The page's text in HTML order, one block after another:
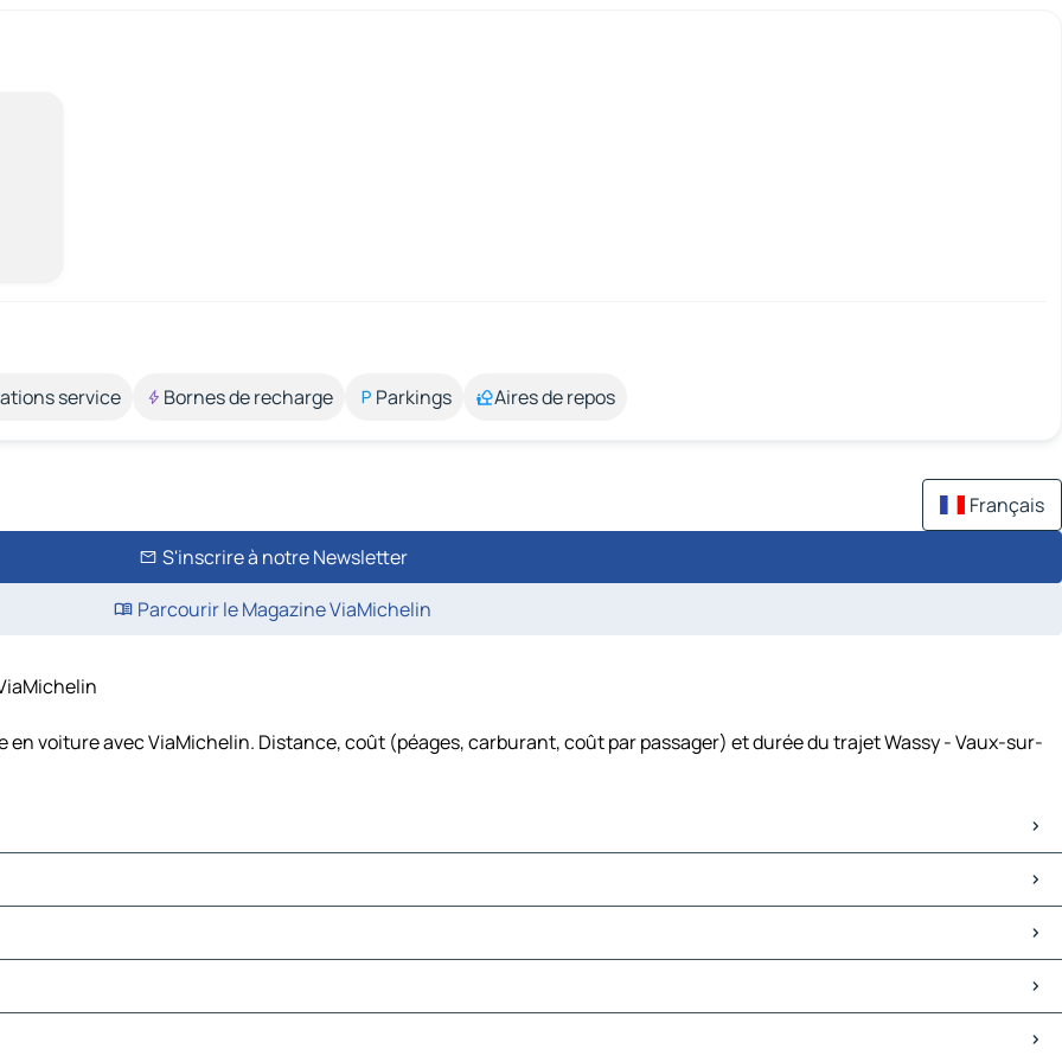
service Bornes de recharge Parkings Aires de repos
Français
S'inscrire à notre Newsletter
Parcourir le Magazine ViaMichelin
voiture avec ViaMichelin. Distance, coût (péages, carburant, coût par passager) et durée du trajet Wassy - Vaux-sur-